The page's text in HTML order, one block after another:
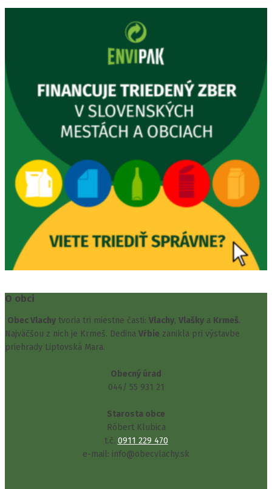
O obci
Obec Vlachy tvoria tri miestne časti: Vlachy, Vlašky a Krmeš.
Najväčšou z nich je Krmeš. Dedina Vŕbie zanikla pri výstavbe
priehrady Liptovská Mara.
Obecný úrad
044/ 55 931 21
Starosta obce
Róbert Klubica
t.č. 0911 229 470
e-mail: info@obecvlachy.sk